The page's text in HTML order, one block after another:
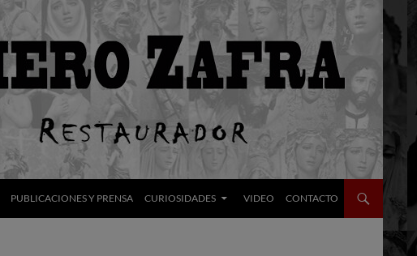
PUBLICACIONES Y PRENSA CURIOSIDADES VIDEO CONTACTO